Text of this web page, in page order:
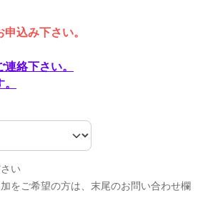
込み下さい。
絡下さい。
い
をご希望の方は、末尾のお問い合わせ欄